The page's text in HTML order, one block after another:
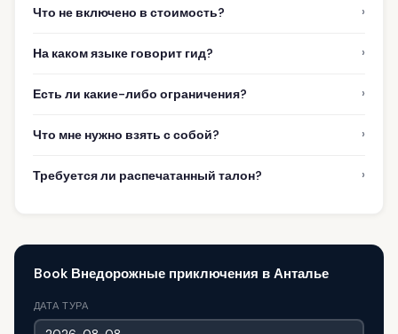
Что не включено в стоимость? ›
На каком языке говорит гид? ›
Есть ли какие-либо ограничения? ›
Что мне нужно взять с собой? ›
Требуется ли распечатанный талон? ›
Book Внедорожные приключения в Анталье
ДАТА ТУРА